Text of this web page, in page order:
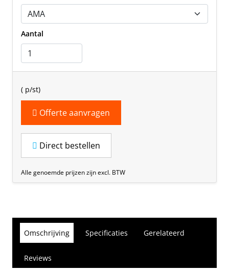
Aantal
( p/st)
Offerte aanvragen
Direct bestellen
Alle genoemde prijzen zijn excl. BTW
Omschrijving Specificaties Gerelateerd
Reviews